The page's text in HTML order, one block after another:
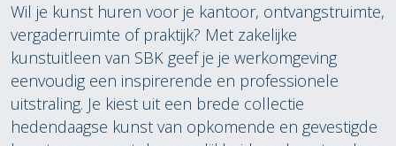
Wil je kunst huren voor je kantoor, ontvangstruimte,
vergaderruimte of praktijk? Met zakelijke
kunstuitleen van SBK geef je je werkomgeving
eenvoudig een inspirerende en professionele
uitstraling. Je kiest uit een brede collectie
hedendaagse kunst van opkomende en gevestigde